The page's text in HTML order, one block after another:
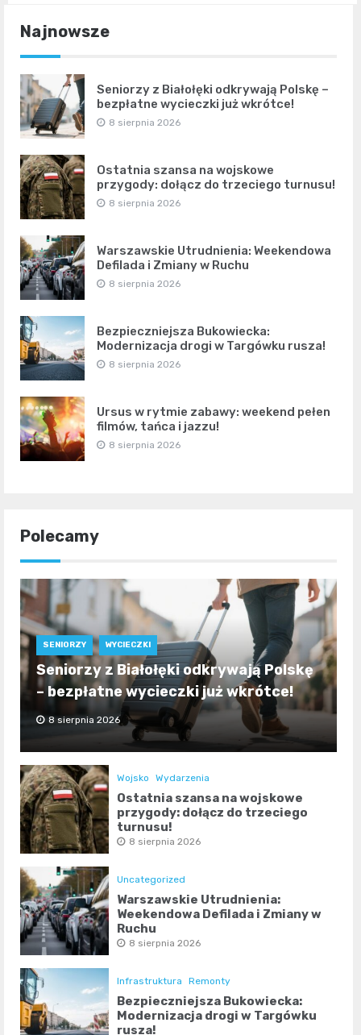
Najnowsze
Seniorzy z Białołęki odkrywają Polskę –
bezpłatne wycieczki już wkrótce!
8 sierpnia 2026
Ostatnia szansa na wojskowe
przygody: dołącz do trzeciego turnusu!
8 sierpnia 2026
Warszawskie Utrudnienia: Weekendowa
Defilada i Zmiany w Ruchu
8 sierpnia 2026
Bezpieczniejsza Bukowiecka:
Modernizacja drogi w Targówku rusza!
8 sierpnia 2026
Ursus w rytmie zabawy: weekend pełen
filmów, tańca i jazzu!
8 sierpnia 2026
Polecamy
SENIORZY WYCIECZKI
Seniorzy z Białołęki odkrywają Polskę
– bezpłatne wycieczki już wkrótce!
8 sierpnia 2026
Wojsko Wydarzenia
Ostatnia szansa na wojskowe
przygody: dołącz do trzeciego
turnusu!
8 sierpnia 2026
Uncategorized
Warszawskie Utrudnienia:
Weekendowa Defilada i Zmiany w
Ruchu
8 sierpnia 2026
Infrastruktura Remonty
Bezpieczniejsza Bukowiecka:
Modernizacja drogi w Targówku
rusza!